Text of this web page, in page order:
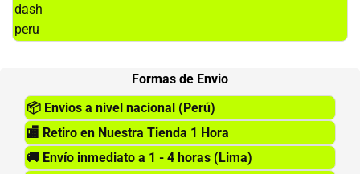
Formas de Envio
📦 Envios a nivel nacional (Perú)
🏬 Retiro en Nuestra Tienda 1 Hora
🚚 Envío inmediato a 1 - 4 horas (Lima)